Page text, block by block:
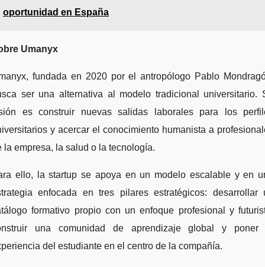
oportunidad en España
Umanyx
fundada en 2020 por el antropólogo Pablo
ser una alternativa al modelo tradicional universitario.
es construir nuevas salidas laborales para los
y acercar el conocimiento humanista a
la empresa, la salud o la tecnología.
ello, la startup se apoya en un modelo escalable y en
enfocada en tres pilares estratégicos: desarrollar
formativo propio con un enfoque profesional y
una comunidad de aprendizaje global y poner
del estudiante en el centro de la compañía.